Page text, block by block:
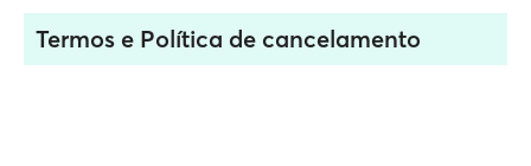
Termos e Política de cancelamento